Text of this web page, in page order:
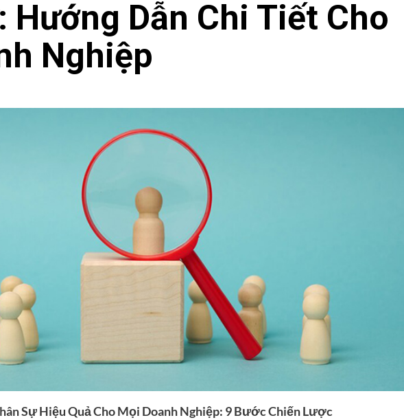
Hướng Dẫn Chi Tiết Cho
Nghiệp
Sự Hiệu Quả Cho Mọi Doanh Nghiệp: 9 Bước Chiến Lược